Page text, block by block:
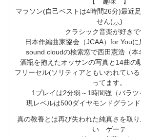
マラソン(自己ベストは4時間26分)最近
せん(◞‸◟)
クラシック音楽が好きで
日本作編曲家協会（JCAA）for Youに
sound cloudの検索窓で西田憲浩（本
酒瓶を抱えたオッサンの写真と14曲の
フリーセル(ソリティアともいわれてい
ってます。
1プレイは2分弱～1時間強（バラツ
現レベルは500ダイヤモンドグランド
真の教養とは再び失われた純真さを取
い ゲーテ